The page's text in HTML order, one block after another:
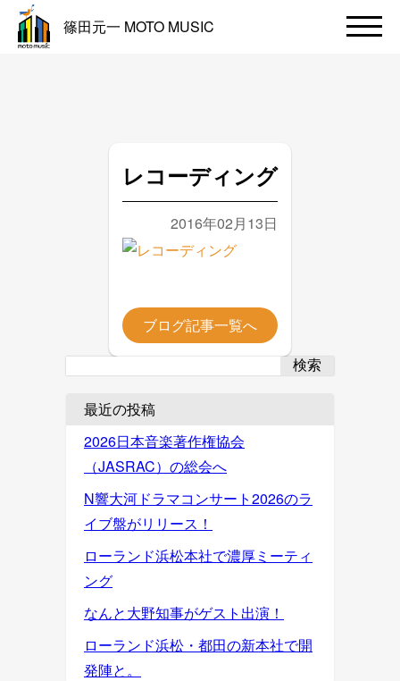
篠田元一 MOTO MUSIC
レコーディング
2016年02月13日
ブログ記事一覧へ
検索
最近の投稿
2026日本音楽著作権協会
（JASRAC）の総会へ
N響大河ドラマコンサート2026のラ
イブ盤がリリース！
ローランド浜松本社で濃厚ミーティ
ング
なんと大野知事がゲスト出演！
ローランド浜松・都田の新本社で開
発陣と。